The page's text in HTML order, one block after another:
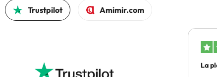
Trustpilot Amimir.com
La